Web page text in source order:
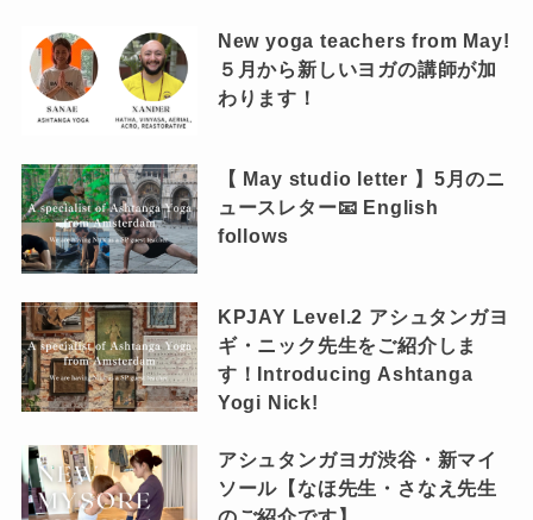
New yoga teachers from May!
５月から新しいヨガの講師が加
わります！
【 May studio letter 】5月のニ
ュースレター📧 English
follows
KPJAY Level.2 アシュタンガヨ
ギ・ニック先生をご紹介しま
す！Introducing Ashtanga
Yogi Nick!
アシュタンガヨガ渋谷・新マイ
ソール【なほ先生・さなえ先生